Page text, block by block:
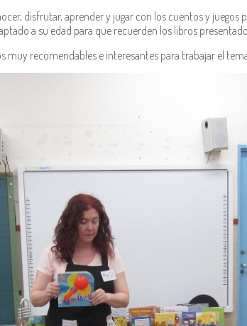
disfrutar, aprender y jugar con los cuentos y
a su edad para que recuerden los libros
muy recomendables e interesantes para trabajar el